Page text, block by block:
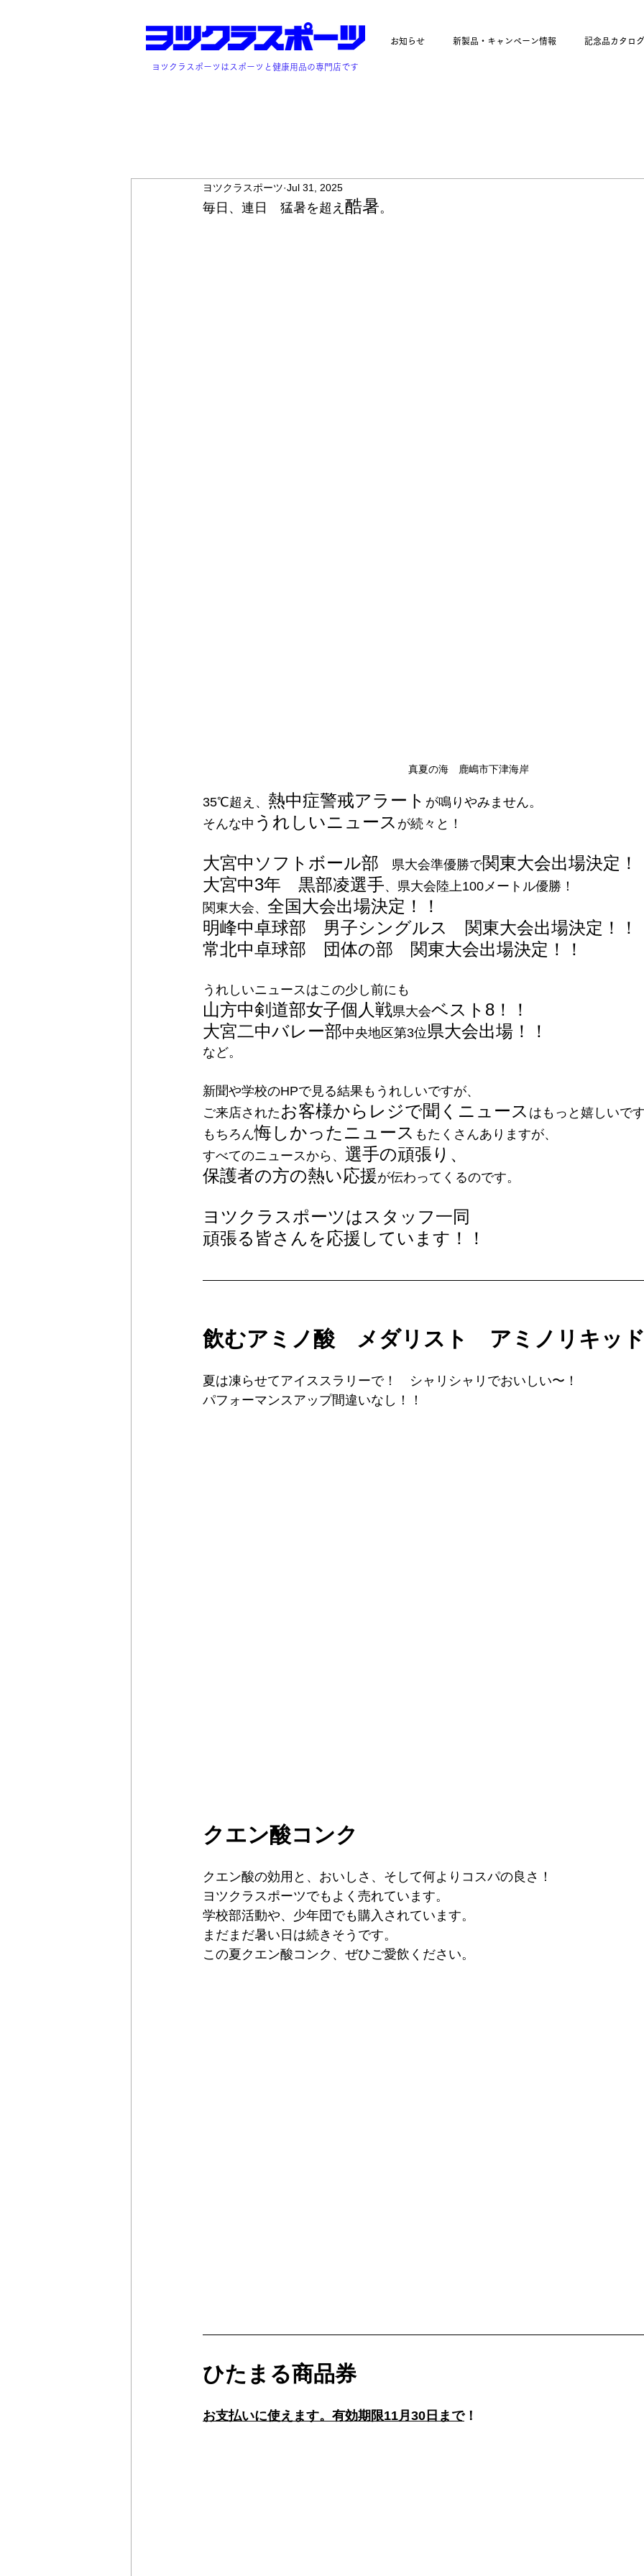
ヨツクラスポーツはスポーツと健康用品の専門店です
お知らせ 新製品・キャンペーン情報 記念品カタログ
ヨツクラスポーツ Jul 31, 2025
毎日、連日　猛暑を超え 酷暑。
真夏の海　鹿嶋市下津海岸
35℃超え、 熱中症警戒アラート が鳴りやみません。
そんな中 うれしいニュース が続々と！
大宮中ソフトボール部 県大会準優勝で関東大会出場決定！
大宮中3年　黒部凌選手、県大会陸上100メートル優勝！
関東大会、 全国大会出場決定！！
明峰中卓球部　男子シングルス　関東大会出場決定！！
常北中卓球部　団体の部　関東大会出場決定！！
うれしいニュースはこの少し前にも
山方中剣道部女子個人戦県大会ベスト8！！
大宮二中バレー部中央地区第3位県大会出場！！
など。
新聞や学校のHPで見る結果もうれしいですが、
ご来店された お客様からレジで聞くニュース はもっと嬉しいで
もちろん悔しかったニュース もたくさんありますが、
すべてのニュースから、 選手の頑張り、
保護者の方の熱い応援が伝わってくるのです。
ヨツクラスポーツはスタッフ一同
頑張る皆さんを応援しています！！
飲むアミノ酸　メダリスト　アミノリキッ
夏は凍らせてアイススラリーで！　シャリシャリでおいしい〜！
パフォーマンスアップ間違いなし！！
クエン酸コンク
クエン酸の効用と、おいしさ、そして何よりコスパの良さ！
ヨツクラスポーツでもよく売れています。
学校部活動や、少年団でも購入されています。
まだまだ暑い日は続きそうです。
この夏クエン酸コンク、ぜひご愛飲ください。
ひたまる商品券
お支払いに使えます。有効期限11月30日まで！